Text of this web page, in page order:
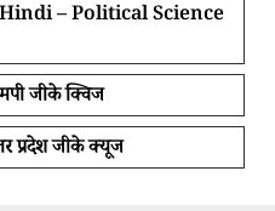
– Political Science
जीके क्विज
प्रदेश जीके क्यूज